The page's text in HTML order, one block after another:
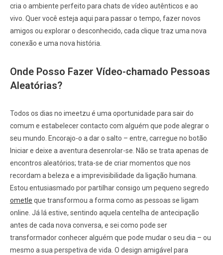
cria o ambiente perfeito para chats de vídeo autênticos e ao
vivo. Quer você esteja aqui para passar o tempo, fazer novos
amigos ou explorar o desconhecido, cada clique traz uma nova
conexão e uma nova história.
Onde Posso Fazer Vídeo-chamado Pessoas
Aleatórias?
Todos os dias no imeetzu é uma oportunidade para sair do
comum e estabelecer contacto com alguém que pode alegrar o
seu mundo. Encorajo-o a dar o salto – entre, carregue no botão
Iniciar e deixe a aventura desenrolar-se. Não se trata apenas de
encontros aleatórios; trata-se de criar momentos que nos
recordam a beleza e a imprevisibilidade da ligação humana.
Estou entusiasmado por partilhar consigo um pequeno segredo
ometle que transformou a forma como as pessoas se ligam
online. Já lá estive, sentindo aquela centelha de antecipação
antes de cada nova conversa, e sei como pode ser
transformador conhecer alguém que pode mudar o seu dia – ou
mesmo a sua perspetiva de vida. O design amigável para